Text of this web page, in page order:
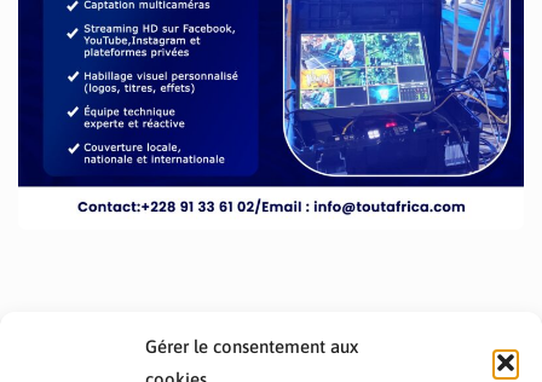
Gérer le consentement aux